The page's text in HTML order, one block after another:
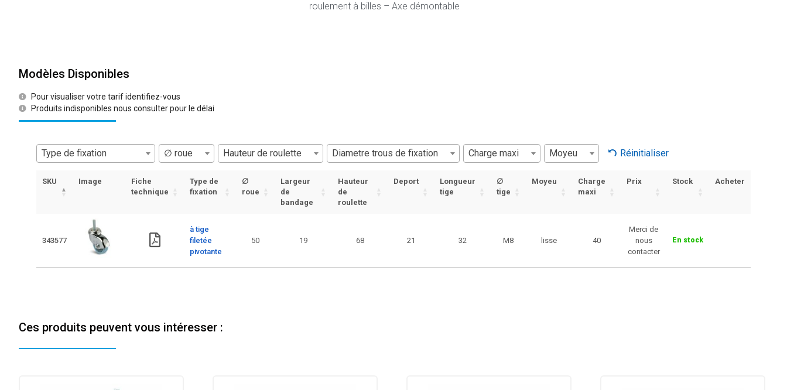
roulement à billes – Axe démontable
Modèles Disponibles
Pour visualiser votre tarif identifiez-vous
Produits indisponibles nous consulter pour le délai
Type de fixation ∅ roue Hauteur de roulette Diametre trous de fixation Charge maxi Moyeu Réinitialiser
SKU Image
Fiche
technique
Type de
fixation
∅
roue
Largeur
de
bandage
Hauteur
de
roulette
Deport
Longueur
tige
∅
tige
Moyeu
Charge
maxi
Prix Stock Acheter
343577
à tige
filetée
pivotante
50 19 68 21 32 M8 lisse 40
Merci de
nous
contacter
En stock
Ces produits peuvent vous intéresser :